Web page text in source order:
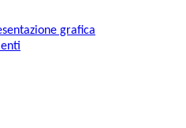
grafica